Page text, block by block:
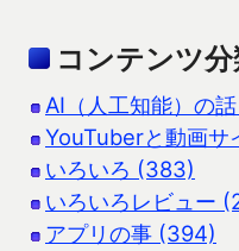
コンテンツ
AI（人工知能）の
YouTuberと動画サ
いろいろ (383)
いろいろレビュー
アプリの事 (394)